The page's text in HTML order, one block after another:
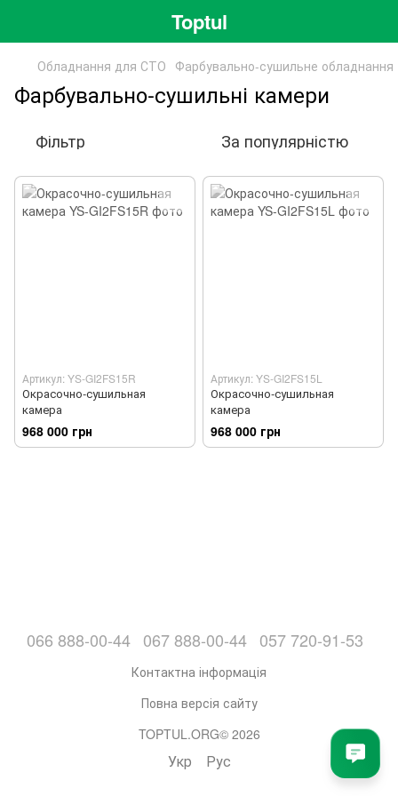
Toptul
Обладнання для СТО Фарбувально-сушильне обладнання
Фарбувально-сушильні камери
Фільтр За популярністю
Артикул: YS-GI2FS15R
Окрасочно-сушильная
камера
968 000 грн
Артикул: YS-GI2FS15L
Окрасочно-сушильная
камера
968 000 грн
066 888-00-44 067 888-00-44 057 720-91-53
Контактна інформація
Повна версія сайту
TOPTUL.ORG© 2026
Укр Рус